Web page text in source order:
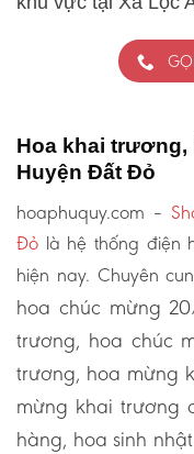
Hoa khai trương,
Huyện Đất Đỏ
hoaphuquy.com –
Đỏ là hệ thống điện
hiện nay. Chuyên
hoa chúc mừng
trương, hoa chúc
trương, hoa mừng
mừng khai trương
hàng, hoa sinh